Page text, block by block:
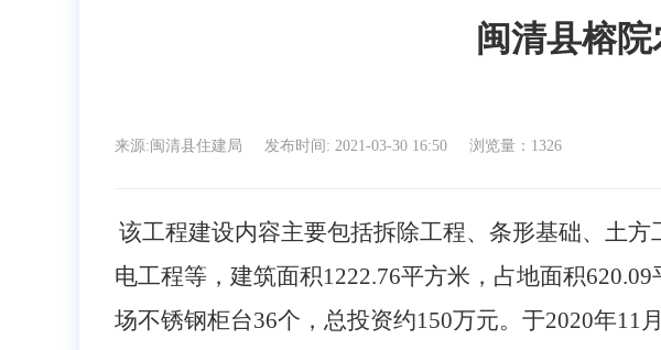
闽清县榕
来源:闽清县住建局 发布时间: 2021-03-30 16:50 浏览量：1326
该工程建设内容主要包括拆除工程、条形基础、土
电工程等，建筑面积1222.76平方米，占地面积
场不锈钢柜台36个，总投资约150万元。于2020年